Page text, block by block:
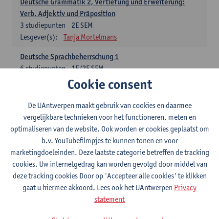
Verb, Adjektiv und Präposition
2E SEM
3 studiepunten
Lesgever(s):
Tanja Mortelmans
Deutsche Sprachbeherrschung 1
1E/2E SEM
6studiepunten
Tanja Mortelmans Alex Haider
Raum
1E/2E SEM
6 studiepunten
Lesgever(s):
Carola Strobl Alex Haider
Engels: verplichte opleidingsonderdelen
Advanced English Grammar for English Language
Professionals
1E/2E SEM
Lesgever(s):
Jim Ureel
Cookie consent
De UAntwerpen maakt gebruik van cookies en daarmee
vergelijkbare technieken voor het functioneren, meten en
optimaliseren van de website. Ook worden er cookies geplaatst om
b.v. YouTubefilmpjes te kunnen tonen en voor
marketingdoeleinden. Deze laatste categorie betreffen de tracking
cookies. Uw internetgedrag kan worden gevolgd door middel van
deze tracking cookies Door op 'Accepteer alle cookies' te klikken
gaat u hiermee akkoord. Lees ook het UAntwerpen Privacy
statement